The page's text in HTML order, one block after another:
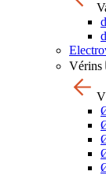
Vérins